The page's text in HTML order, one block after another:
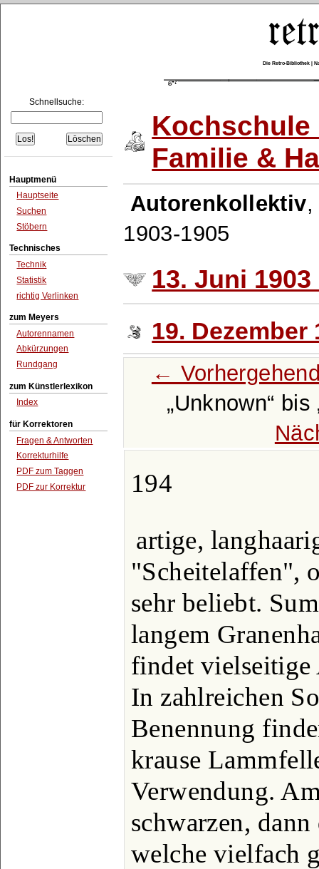
Die Retro-Bibliothek |
Schnellsuche:
Hauptmenü
Hauptseite
Suchen
Stöbern
Technisches
Technik
Statistik
richtig Verlinken
zum Meyers
Autorennamen
Abkürzungen
Rundgang
zum Künstlerlexikon
Index
für Korrektoren
Fragen & Antworten
Korrekturhilfe
PDF zum Taggen
PDF zur Korrektur
Kochschule
Familie &
Autorenkollektiv
1903-1905
13. Juni
19. Dezember
←
Unknown
bis
194
artige,
"Scheitelaffen",
sehr beliebt.
langem
findet vielseitige
In zahlreichen
Benennung
krause
Verwendung.
schwarzen,
welche vielfach